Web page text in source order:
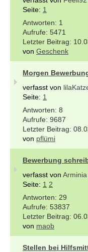
Seite: 1
1
5471
von Geschenk
Morgen
verfasst von
Seite: 1
8
9687
von pflümi
Bewerbung
verfasst von Arminia
Seite: 1 2
29
53837
von maob
Stellen bei